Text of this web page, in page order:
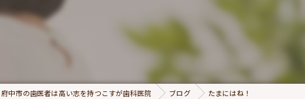
入れ歯
歯周病
虫歯
府中市の歯医者は高い志を持つこすが歯科医院 ブログ たまにはね！